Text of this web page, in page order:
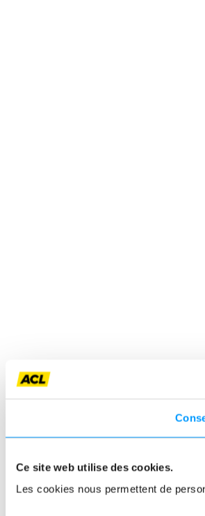
Ce site web utilise des cookies.
Les cookies nous permettent de